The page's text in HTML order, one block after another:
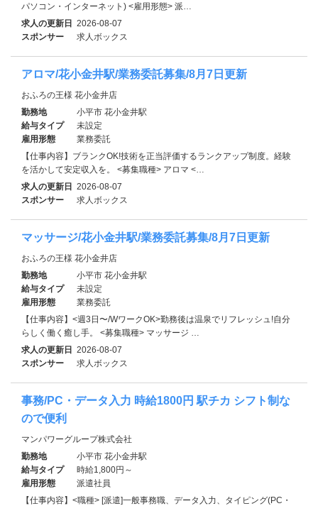
パソコン・インターネット) <雇用形態> 派…
求人の更新日 2026-08-07
スポンサー
求人ボックス
アロマ/花小金井駅/業務委託募集/8月7日更新
おふろの王様 花小金井店
勤務地
小平市 花小金井駅
給与タイプ
未設定
雇用形態
業務委託
【仕事内容】ブランクOK!技術を正当評価するランクアップ制度。経験
を活かして安定収入を。 <募集職種> アロマ <…
求人の更新日 2026-08-07
スポンサー
求人ボックス
マッサージ/花小金井駅/業務委託募集/8月7日更新
おふろの王様 花小金井店
勤務地
小平市 花小金井駅
給与タイプ
未設定
雇用形態
業務委託
【仕事内容】<週3日〜/WワークOK>勤務後は温泉でリフレッシュ!自分
らしく働く癒し手。 <募集職種> マッサージ …
求人の更新日 2026-08-07
スポンサー
求人ボックス
事務/PC・データ入力 時給1800円 駅チカ シフト制な
ので便利
マンパワーグループ株式会社
勤務地
小平市 花小金井駅
給与タイプ
時給1,800円～
雇用形態
派遣社員
【仕事内容】<職種> [派遣]一般事務職、データ入力、タイピング(PC・